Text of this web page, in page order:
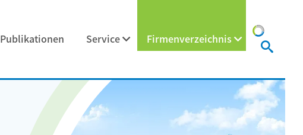
Publikationen Service Firmenverzeichnis